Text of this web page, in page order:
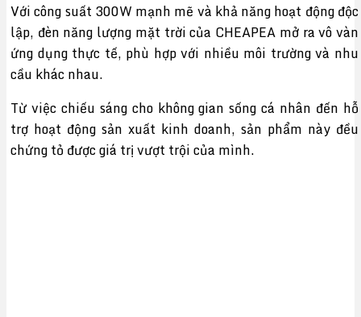
Với công suất 300W mạnh mẽ và khả năng hoạt động độc
lập, đèn năng lượng mặt trời của CHEAPEA mở ra vô vàn
ứng dụng thực tế, phù hợp với nhiều môi trường và nhu
cầu khác nhau.
Từ việc chiếu sáng cho không gian sống cá nhân đến hỗ
trợ hoạt động sản xuất kinh doanh, sản phẩm này đều
chứng tỏ được giá trị vượt trội của mình.